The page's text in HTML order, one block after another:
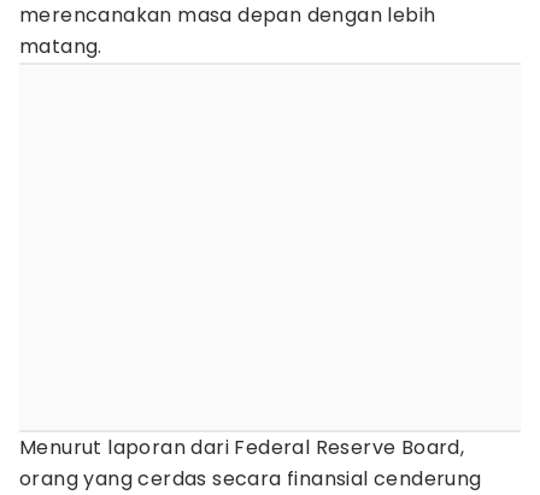
merencanakan masa depan dengan lebih
matang.
Menurut laporan dari Federal Reserve Board,
orang yang cerdas secara finansial cenderung